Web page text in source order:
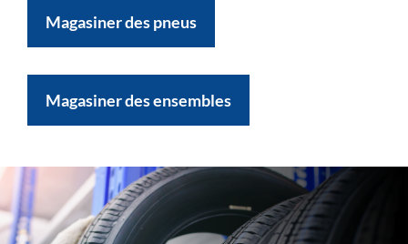
Magasiner des pneus
Magasiner des ensembles